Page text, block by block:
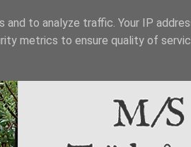
to analyze traffic. Your IP
metrics to ensure quality of